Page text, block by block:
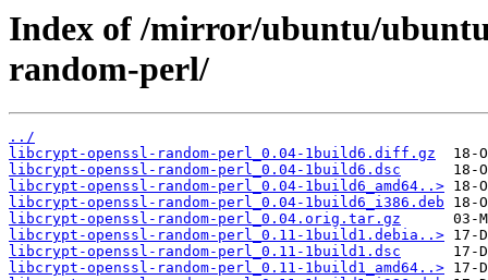
Index of /mirror/ubuntu/
random-perl/
../
libcrypt-openssl-random-perl_0.04-1build6.diff.gz
libcrypt-openssl-random-perl_0.04-1build6.dsc
libcrypt-openssl-random-perl_0.04-1build6_amd64..>
libcrypt-openssl-random-perl_0.04-1build6_i386.deb
libcrypt-openssl-random-perl_0.04.orig.tar.gz
libcrypt-openssl-random-perl_0.11-1build1.debia..>
libcrypt-openssl-random-perl_0.11-1build1.dsc
libcrypt-openssl-random-perl_0.11-1build1_amd64..>